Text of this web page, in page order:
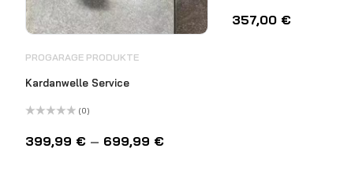
PROGARAGE PRODUKTE
Kardanwelle Service
0
(0)
399,99 € – 699,99 €
mit
0
357,00 €